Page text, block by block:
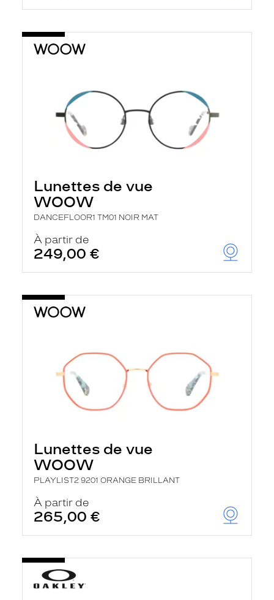
Lunettes de vue
WOOW
DANCEFLOOR1 TM01 NOIR MAT
À partir de
249,00 €
Lunettes de vue
WOOW
PLAYLIST2 9201 ORANGE BRILLANT
À partir de
265,00 €